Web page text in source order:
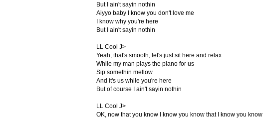
But I ain't sayin nothin
Aiyyo baby I know you don't love me
I know why you're here
But I ain't sayin nothin
LL Cool J>
Yeah, that's smooth, let's just sit here and relax
While my man plays the piano for us
Sip somethin mellow
And it's us while you're here
But of course I ain't sayin nothin
LL Cool J>
OK, now that you know I know you know that I know you know